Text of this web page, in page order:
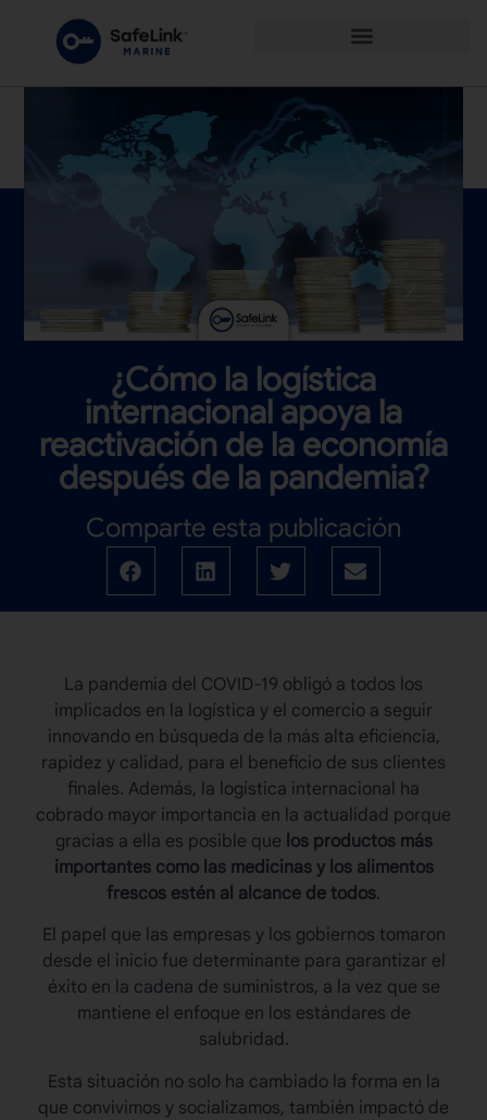
¿Cómo la logística
internacional apoya la
reactivación de la economía
después de la pandemia?
Comparte esta publicación
La pandemia del COVID-19 obligó a todos los
implicados en la logística y el comercio a seguir
innovando en búsqueda de la más alta eficiencia,
rapidez y calidad, para el beneficio de sus clientes
finales. Además, la logística internacional ha
cobrado mayor importancia en la actualidad porque
gracias a ella es posible que los productos más
importantes como las medicinas y los alimentos
frescos estén al alcance de todos.
El papel que las empresas y los gobiernos tomaron
desde el inicio fue determinante para garantizar el
éxito en la cadena de suministros, a la vez que se
mantiene el enfoque en los estándares de
salubridad.
Esta situación no solo ha cambiado la forma en la
que convivimos y socializamos, también impactó de